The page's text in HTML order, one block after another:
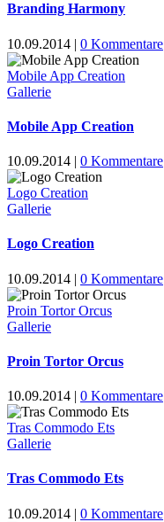
Branding Harmony
10.09.2014 | 0 Kommentare
Mobile App Creation
Gallerie
Mobile App Creation
10.09.2014 | 0 Kommentare
Logo Creation
Gallerie
Logo Creation
10.09.2014 | 0 Kommentare
Proin Tortor Orcus
Gallerie
Proin Tortor Orcus
10.09.2014 | 0 Kommentare
Tras Commodo Ets
Gallerie
Tras Commodo Ets
10.09.2014 | 0 Kommentare